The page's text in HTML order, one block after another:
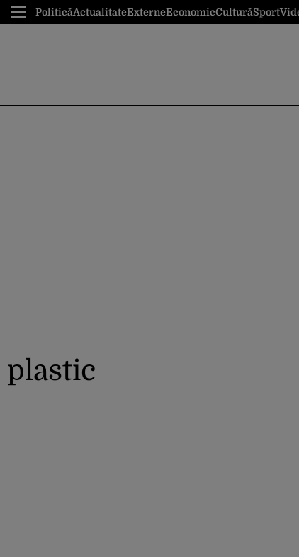
PoliticăActualitateExterneEconomicCulturăSport
plastic